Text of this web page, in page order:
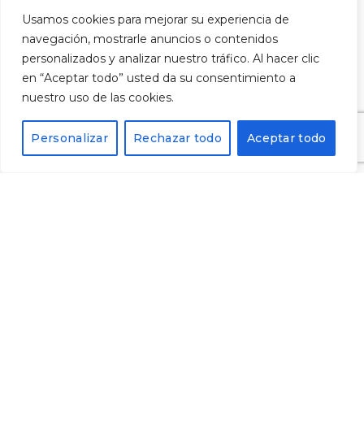
Usamos cookies para mejorar su experiencia de
navegación, mostrarle anuncios o contenidos
personalizados y analizar nuestro tráfico. Al hacer clic
en “Aceptar todo” usted da su consentimiento a
nuestro uso de las cookies.
Personalizar Rechazar todo Aceptar todo